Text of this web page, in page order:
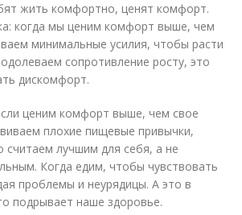
жить комфортно, ценят комфорт.
когда мы ценим комфорт выше, чем
минимальные усилия, чтобы расти
сопротивление росту, это
дискомфорт.
ценим комфорт выше, чем свое
плохие пищевые привычки,
считаем лучшим для себя, а не
Когда едим, чтобы чувствовать
проблемы и неурядицы. А это в
подрывает наше здоровье.